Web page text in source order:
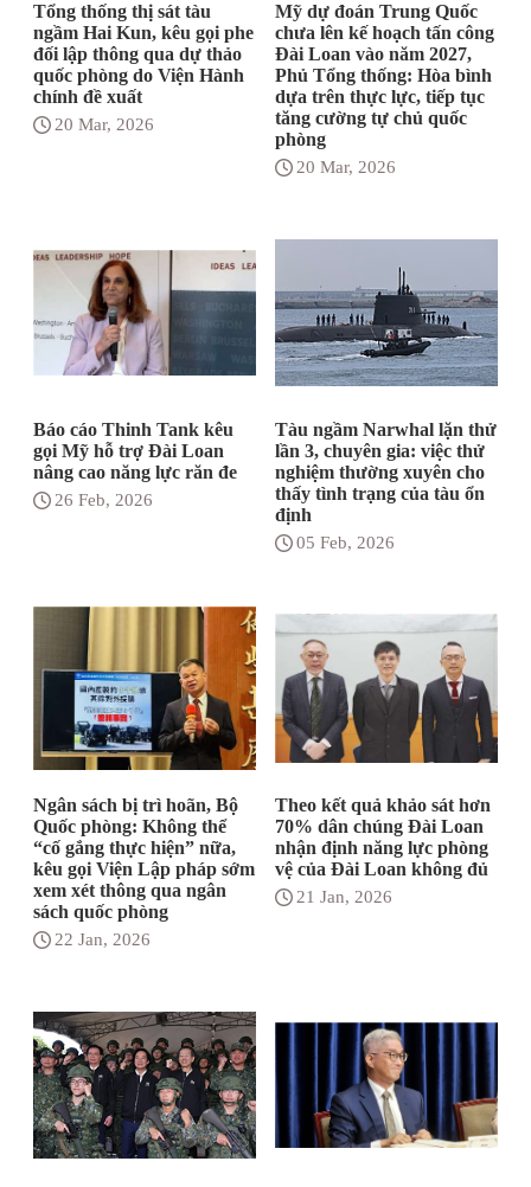
Tổng thống thị sát tàu
ngầm Hai Kun, kêu gọi phe
đối lập thông qua dự thảo
quốc phòng do Viện Hành
chính đề xuất
20 Mar, 2026
Mỹ dự đoán Trung Quốc
chưa lên kế hoạch tấn công
Đài Loan vào năm 2027,
Phủ Tổng thống: Hòa bình
dựa trên thực lực, tiếp tục
tăng cường tự chủ quốc
phòng
20 Mar, 2026
Báo cáo Thinh Tank kêu
gọi Mỹ hỗ trợ Đài Loan
nâng cao năng lực răn đe
26 Feb, 2026
Tàu ngầm Narwhal lặn thử
lần 3, chuyên gia: việc thử
nghiệm thường xuyên cho
thấy tình trạng của tàu ổn
định
05 Feb, 2026
Ngân sách bị trì hoãn, Bộ
Quốc phòng: Không thể
“cố gắng thực hiện” nữa,
kêu gọi Viện Lập pháp sớm
xem xét thông qua ngân
sách quốc phòng
22 Jan, 2026
Theo kết quả khảo sát hơn
70% dân chúng Đài Loan
nhận định năng lực phòng
vệ của Đài Loan không đủ
21 Jan, 2026